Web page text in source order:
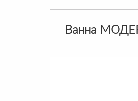
Ванна